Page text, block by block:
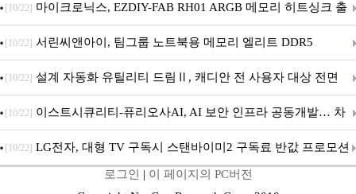
[10/22] 마이크로닉스, EZDIY-FAB RH01 ARGB 메모리 히트싱크 출
시
[10/22] 서린씨앤아이, 팀그룹 노트북용 메모리 엘리트 DDR5
5600MHz 16GB 출시
[10/22] 설계 자동화 유틸리티 드림Ⅱ, 캐디안 전 사용자 대상 전면
무상 배포
[10/22] 이스트시큐리티-퓨리오사AI, AI 보안 인프라 공동개발… 차
세대 AI 보안 플랫폼 구축
[10/22] LG전자, 대형 TV 구독시 스탠바이미2 구독료 반값 프로모션
로그인 | 이 페이지의 PC버전